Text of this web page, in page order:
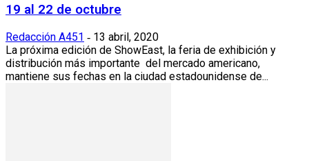
19 al 22 de octubre
Redacción A451 - 13 abril, 2020
La próxima edición de ShowEast, la feria de exhibición y
distribución más importante del mercado americano,
mantiene sus fechas en la ciudad estadounidense de...